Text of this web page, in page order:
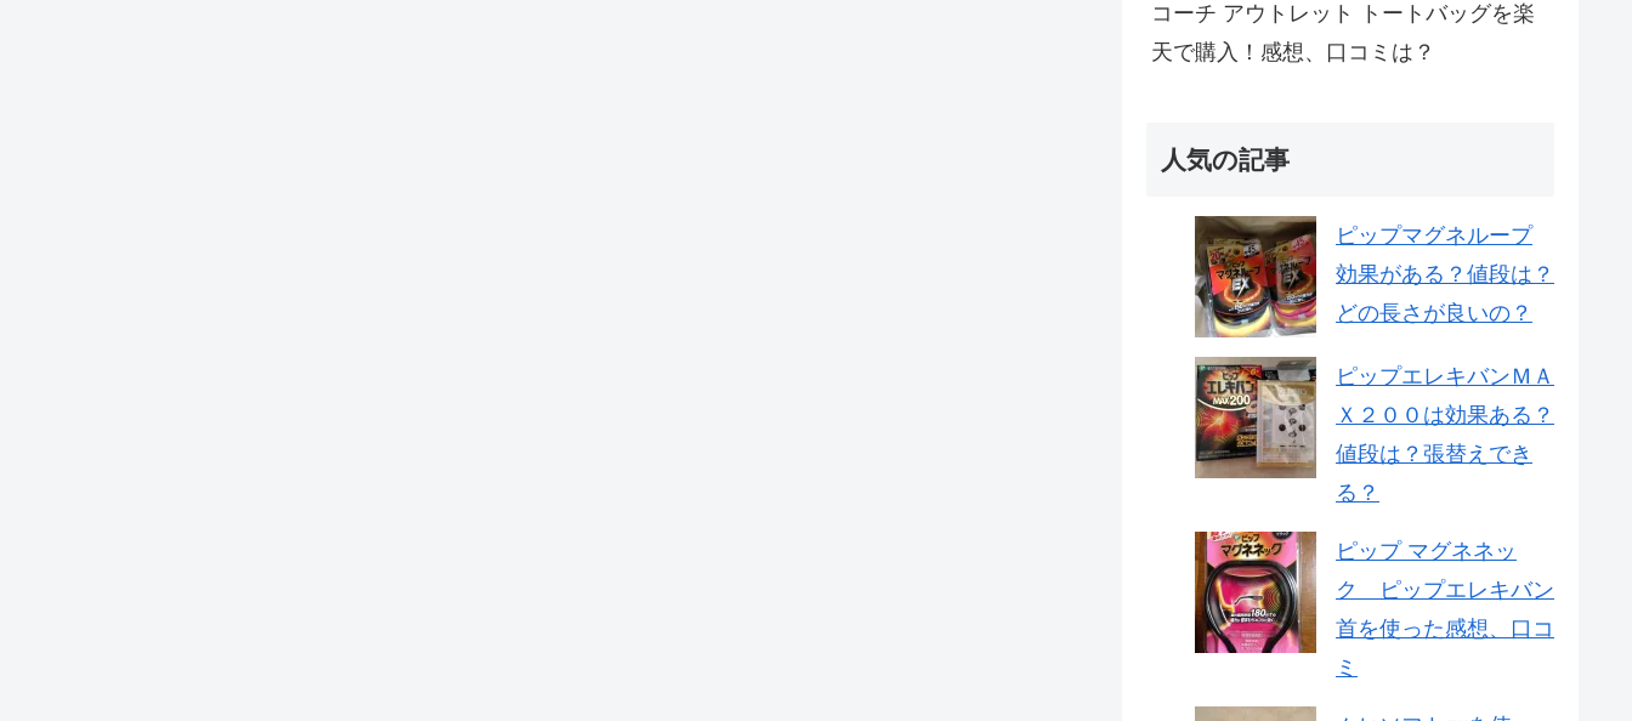
コーチ アウトレット トートバッグを楽
天で購入！感想、口コミは？
人気の記事
ピップマグネループ
効果がある？値段は？
どの長さが良いの？
ピップエレキバンＭＡ
Ｘ２００は効果ある？
値段は？張替えでき
る？
ピップ マグネネッ
ク ピップエレキバン
首を使った感想、口コ
ミ